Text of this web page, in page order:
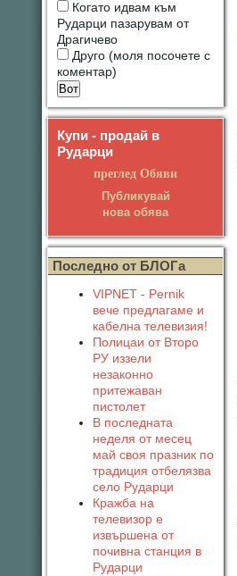
Когато идвам към
Рударци пазарувам от
Драгичево
Друго (моля посочете с
коментар)
Купи - продай в
Рударци
преглед Обяви
Публикувай
нова обява
Последно от БЛОГа
VIPNET - Pernik
вече предлагаме и
кабелна телевизия!
Полицаи от Второ
РУ иззели
незаконно
притежаван
пистолет
В последната
неделя от месец
май своя празник по
традиция отбелязва
село Рударци
Кражба на
телевизор е
извършена от
почивна станция в
Рударци